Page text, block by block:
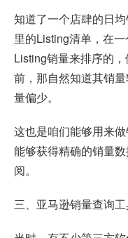
知道了一个店肆的日
里的Listing清单，在
Listing销量来排序的
前，那自然知道其销
量偏少。
这也是咱们能够用来
能够获得精确的销量
阅。
三、亚马逊销量查询